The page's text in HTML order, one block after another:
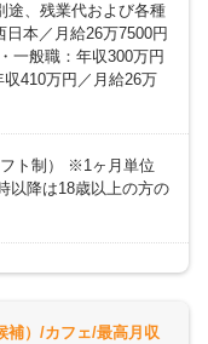
、残業代および各種
本／月給26万7500円
一般職：年収300万円
410万円／月給26万
ト制） ※1ヶ月単位
以降は18歳以上の方の
補）/カフェ/最高月収